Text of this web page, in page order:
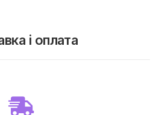
і оплата